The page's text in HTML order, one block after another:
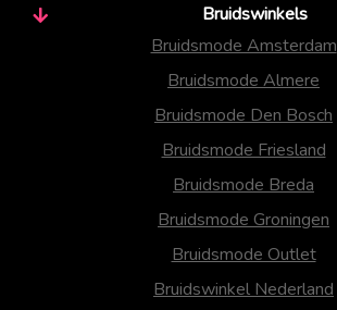
Bruidswinkels
Bruidsmode Amsterdam
Bruidsmode Almere
Bruidsmode Den Bosch
Bruidsmode Friesland
Bruidsmode Breda
Bruidsmode Groningen
Bruidsmode Outlet
Bruidswinkel Nederland